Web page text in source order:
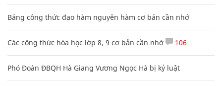
Bảng công thức đạo hàm nguyên hàm cơ bản cần nhớ
Các công thức hóa học lớp 8, 9 cơ bản cần nhớ 106
Phó Đoàn ĐBQH Hà Giang Vương Ngọc Hà bị kỷ luật